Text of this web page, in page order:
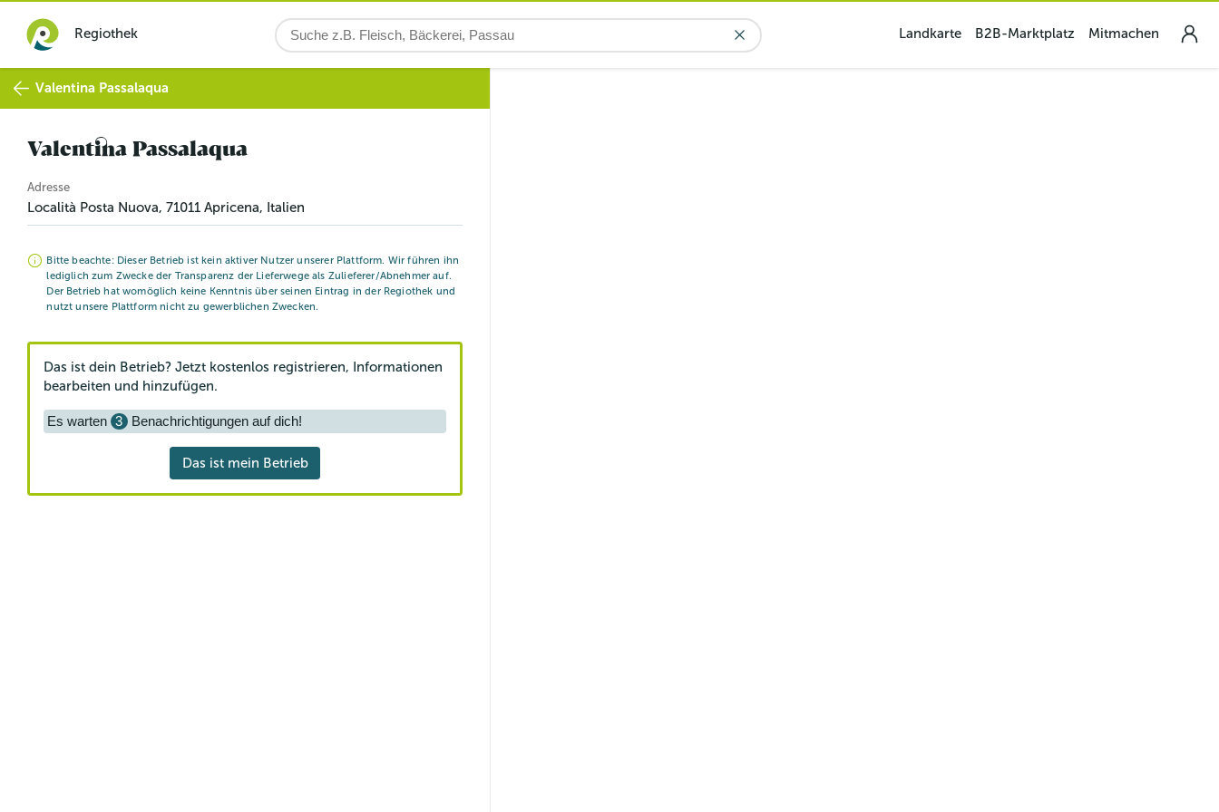
Regiothek Landkarte B2B-Marktplatz Mitmachen
Valentina Passalaqua
Valentina Passalaqua
Adresse
Località Posta Nuova, 71011 Apricena, Italien
Bitte beachte: Dieser Betrieb ist kein aktiver Nutzer unserer Plattform. Wir führen ihn
lediglich zum Zwecke der Transparenz der Lieferwege als Zulieferer/Abnehmer auf.
Der Betrieb hat womöglich keine Kenntnis über seinen Eintrag in der Regiothek und
nutzt unsere Plattform nicht zu gewerblichen Zwecken.
Das ist dein Betrieb? Jetzt kostenlos registrieren, Informationen
bearbeiten und hinzufügen.
Es warten 3 Benachrichtigungen auf dich!
Das ist mein Betrieb